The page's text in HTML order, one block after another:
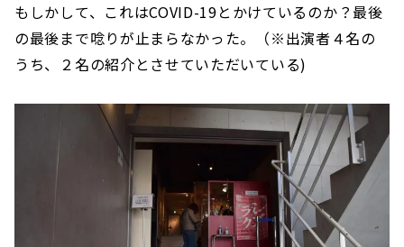
もしかして、これはCOVID-19とかけているのか？最後
の最後まで唸りが止まらなかった。（※出演者４名の
うち、２名の紹介とさせていただいている)